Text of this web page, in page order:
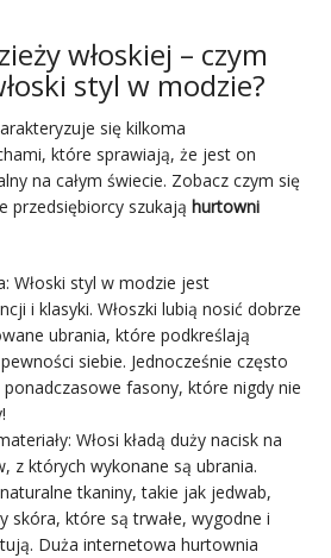
włoskiej – czym
styl w modzie?
się kilkoma
które sprawiają, że jest on
na całym świecie. Zobacz czym się
przedsiębiorcy szukają hurtowni
Włoski styl w modzie jest
i klasyki. Włoszki lubią nosić dobrze
ubrania, które podkreślają
siebie. Jednocześnie często
fasony, które nigdy nie
Włosi kładą duży nacisk na
z których wykonane są ubrania.
tkaniny, takie jak jedwab,
skóra, które są trwałe, wygodne i
Duża internetowa hurtownia